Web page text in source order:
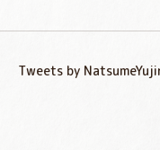
Tweets by